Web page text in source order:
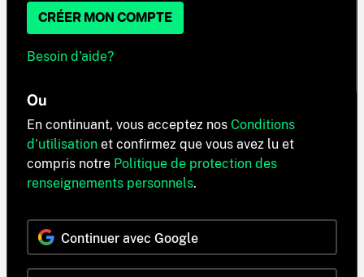
CRÉER MON COMPTE
Besoin d'aide?
Ou
En continuant, vous acceptez nos Conditions
d'utilisation et confirmez que vous avez lu et
compris notre Politique de protection des
renseignements personnels.
Continuer avec Google